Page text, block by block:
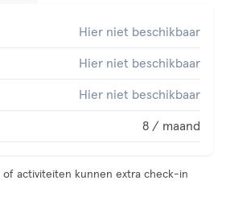
Hier niet beschikbaar
Hier niet beschikbaar
Hier niet beschikbaar
8 / maand
of activiteiten kunnen extra check-in